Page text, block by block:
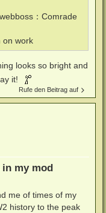
：Comrade
on work
looks so bright and
it!
Rufe den Beitrag auf
my mod
me of times of my
history to the peak